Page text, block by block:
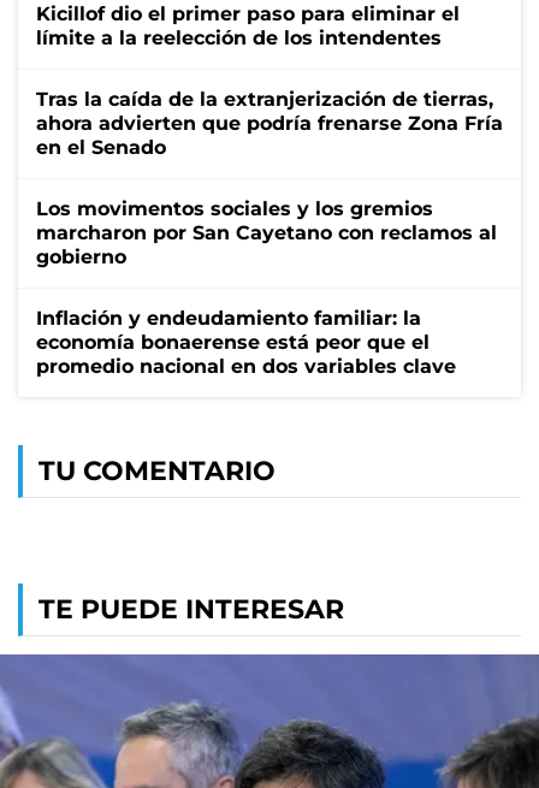
Kicillof dio el primer paso para eliminar el
límite a la reelección de los intendentes
Tras la caída de la extranjerización de tierras,
ahora advierten que podría frenarse Zona Fría
en el Senado
Los movimentos sociales y los gremios
marcharon por San Cayetano con reclamos al
gobierno
Inflación y endeudamiento familiar: la
economía bonaerense está peor que el
promedio nacional en dos variables clave
TU COMENTARIO
TE PUEDE INTERESAR